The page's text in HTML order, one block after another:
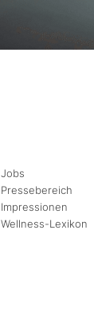
Jobs
Pressebereich
Impressionen
Wellness-Lexikon